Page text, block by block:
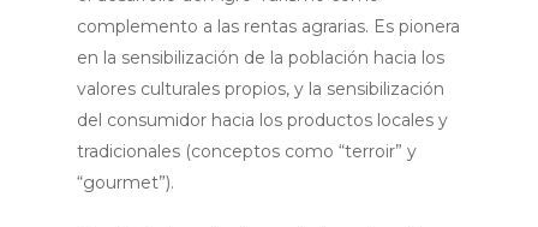
complemento a las rentas agrarias. Es pionera
en la sensibilización de la población hacia los
valores culturales propios, y la sensibilización
del consumidor hacia los productos locales y
tradicionales (conceptos como “terroir” y
“gourmet”).